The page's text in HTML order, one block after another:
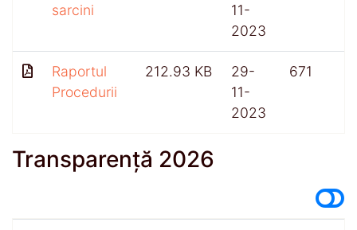
sarcini
11-
2023
Raportul
Procedurii
212.93 KB
29-
11-
2023
671
Transparență 2026